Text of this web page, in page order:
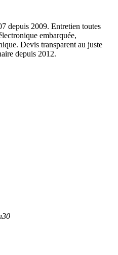
depuis 2009. Entretien toutes
embarquée,
Devis transparent au juste
depuis 2012.